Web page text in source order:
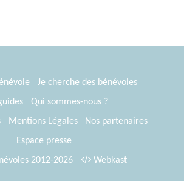
Je cherche des bénévoles
Qui sommes-nous ?
Mentions Légales
Nos partenaires
Espace presse
2012-2026
Webkast